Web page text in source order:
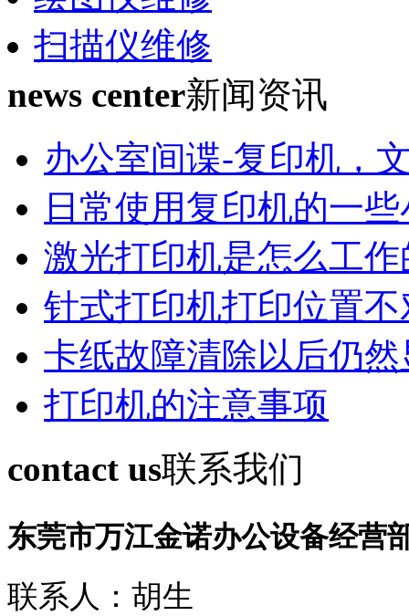
扫描仪维修
news center新闻资讯
办公室间谍-复印机，
日常使用复印机的一
激光打印机是怎么工
针式打印机打印位置
卡纸故障清除以后仍
打印机的注意事项
contact us联系我们
东莞市万江金诺办公设备经营
联系人：胡生